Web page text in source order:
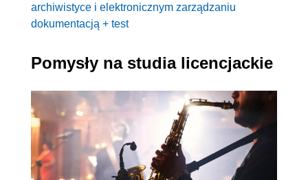
archiwistyce i elektronicznym zarządzaniu
dokumentacją + test
Pomysły na studia licencjackie